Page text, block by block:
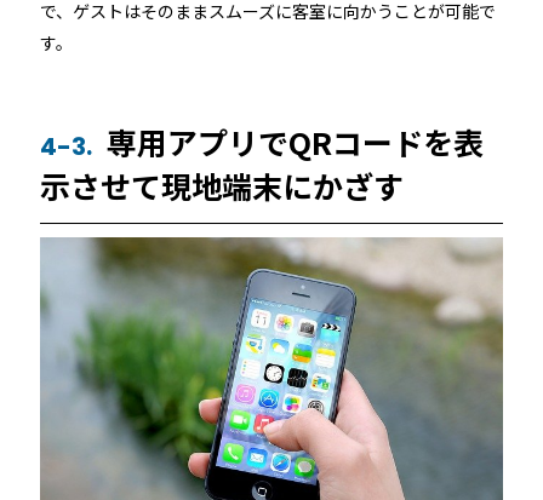
で、ゲストはそのままスムーズに客室に向かうことが可能で
す。
4-3. 専用アプリでQRコードを表
示させて現地端末にかざす